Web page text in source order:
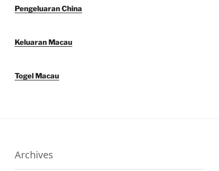
Pengeluaran China
Keluaran Macau
Togel Macau
Archives